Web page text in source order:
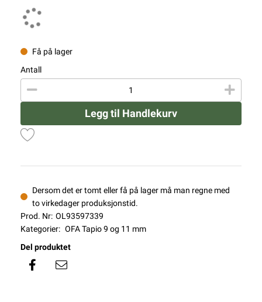
Få på lager
Antall
Legg til Handlekurv
Dersom det er tomt eller få på lager må man regne med
to virkedager produksjonstid.
Prod. Nr: OL93597339
Kategorier: OFA Tapio 9 og 11 mm
Del produktet